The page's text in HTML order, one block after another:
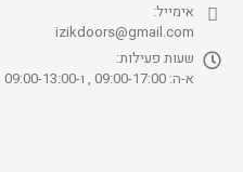
אימייל:
izikdoors@gmail.com
שעות פעילות:
א-ה: 09:00-17:00 , ו-09:00-13:00